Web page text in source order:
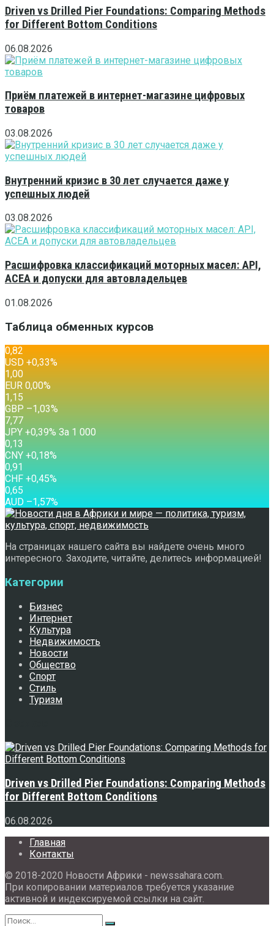
Driven vs Drilled Pier Foundations: Comparing Methods
for Different Bottom Conditions
06.08.2026
Приём платежей в интернет-магазине цифровых
товаров
03.08.2026
Внутренний кризис в 30 лет случается даже у
успешных людей
03.08.2026
Расшифровка классификаций моторных масел: API,
ACEA и допуски для автовладельцев
01.08.2026
Таблица обменных курсов
0,82
USD +0,33%
1,00
EUR 0,00%
1,15
GBP –1,03%
7,77
JPY +0,39% За 1 000
0,13
CNY +0,18%
0,91
CHF +0,45%
0,65
AUD –1,57%
На страницах нашего сайта вы найдете очень много
интересного. Заходите, читайте, делитесь информацией!
Категории
Бизнес
Интернет
Культура
Недвижимость
Новости
Общество
Спорт
Стиль
Туризм
Driven vs Drilled Pier Foundations: Comparing Methods
for Different Bottom Conditions
06.08.2026
Главная
Контакты
© 2018-2020 Новости Африки - newssahara.com.
При копировании материалов требуется указание
активной и индексируемой ссылки на сайт.